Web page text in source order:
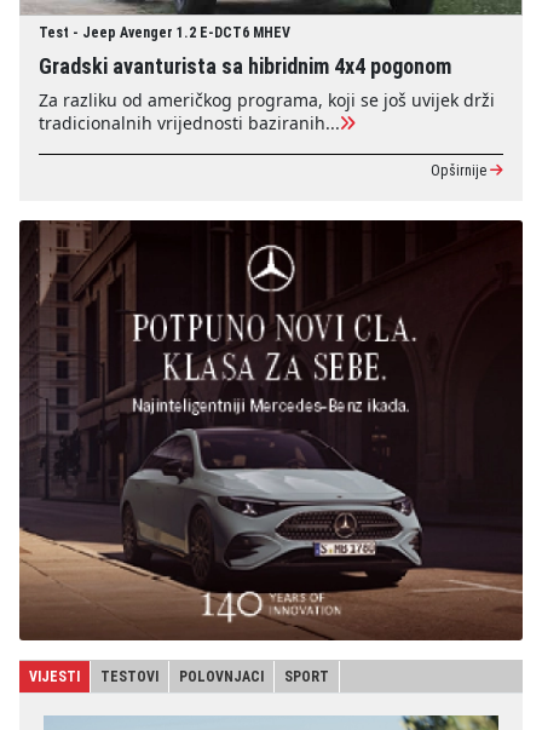
Test - Jeep Avenger 1.2 E-DCT6 MHEV
Gradski avanturista sa hibridnim 4x4 pogonom
Za razliku od američkog programa, koji se još uvijek drži
tradicionalnih vrijednosti baziranih...
Opširnije
VIJESTI TESTOVI POLOVNJACI SPORT